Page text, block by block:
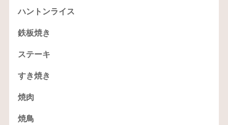
ハントンライス
鉄板焼き
ステーキ
すき焼き
焼肉
焼鳥